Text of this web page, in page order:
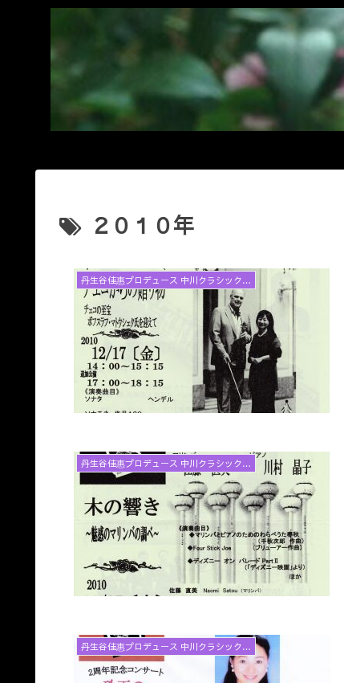
２０１０年
丹生谷佳惠プロデュース 中川クラシックコンサートと音楽アラカルト
丹生谷佳惠プロデュース 中川クラシックコンサートと音楽アラカルト
丹生谷佳惠プロデュース 中川クラシックコンサートと音楽アラカルト